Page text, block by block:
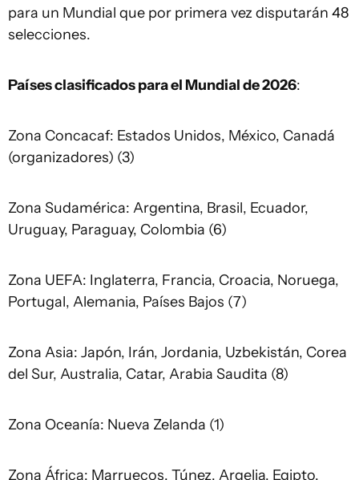
para un Mundial que por primera vez disputarán 48
selecciones.
Países clasificados para el Mundial de 2026:
Zona Concacaf: Estados Unidos, México, Canadá
(organizadores) (3)
Zona Sudamérica: Argentina, Brasil, Ecuador,
Uruguay, Paraguay, Colombia (6)
Zona UEFA: Inglaterra, Francia, Croacia, Noruega,
Portugal, Alemania, Países Bajos (7)
Zona Asia: Japón, Irán, Jordania, Uzbekistán, Corea
del Sur, Australia, Catar, Arabia Saudita (8)
Zona Oceanía: Nueva Zelanda (1)
Zona África: Marruecos, Túnez, Argelia, Egipto,